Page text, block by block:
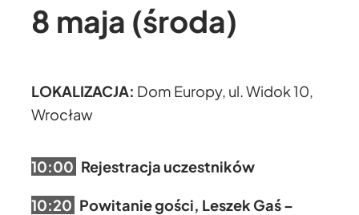
8 maja (środa)
LOKALIZACJA: Dom Europy, ul. Widok 10,
Wrocław
10:00 Rejestracja uczestników
10:20 Powitanie gości, Leszek Gaś –